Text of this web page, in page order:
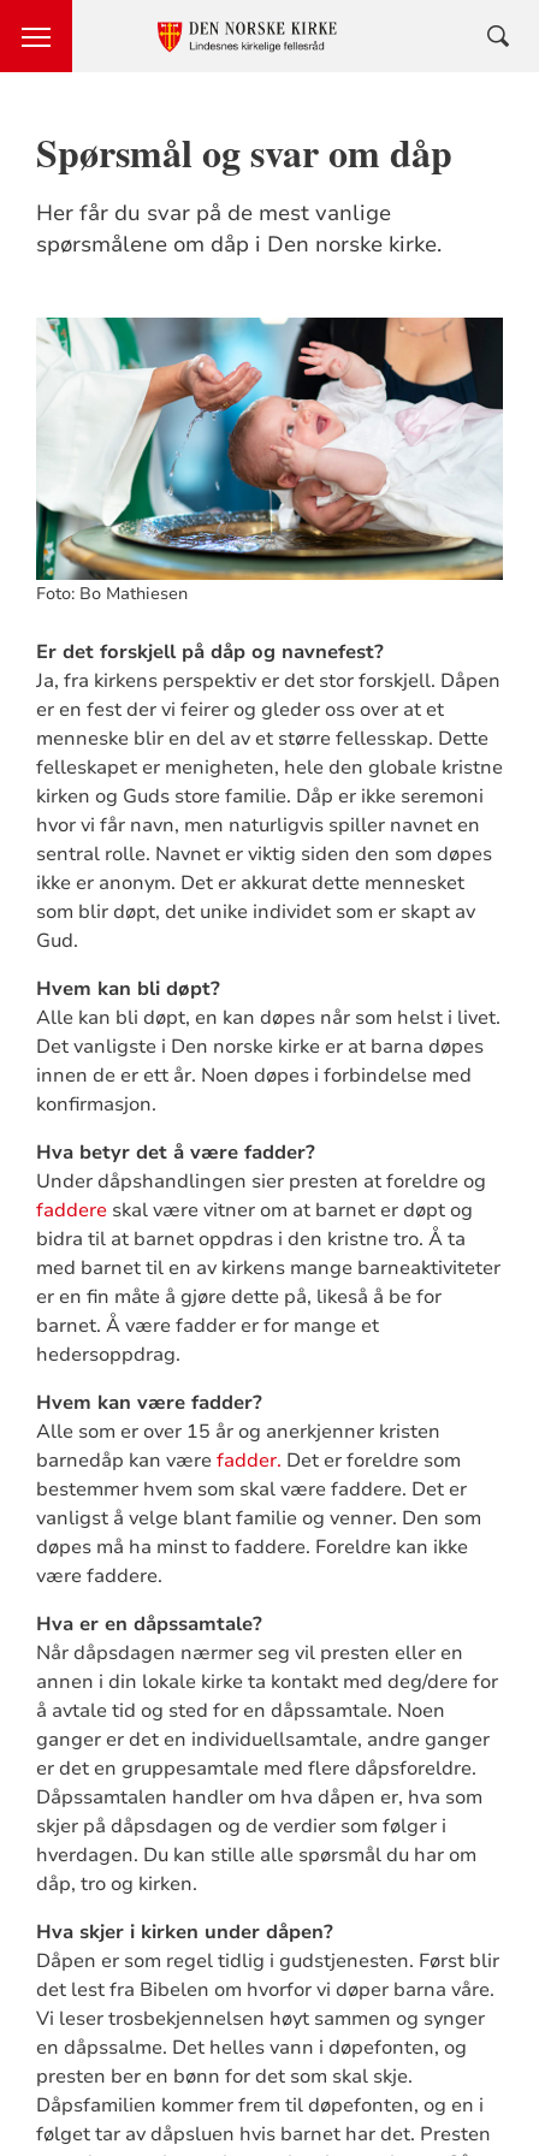
Spørsmål og svar om dåp
Her får du svar på de mest vanlige
spørsmålene om dåp i Den norske kirke.
Foto: Bo Mathiesen
Er det forskjell på dåp og navnefest?
Ja, fra kirkens perspektiv er det stor forskjell. Dåpen
er en fest der vi feirer og gleder oss over at et
menneske blir en del av et større fellesskap. Dette
felleskapet er menigheten, hele den globale kristne
kirken og Guds store familie. Dåp er ikke seremoni
hvor vi får navn, men naturligvis spiller navnet en
sentral rolle. Navnet er viktig siden den som døpes
ikke er anonym. Det er akkurat dette mennesket
som blir døpt, det unike individet som er skapt av
Gud.
Hvem kan bli døpt?
Alle kan bli døpt, en kan døpes når som helst i livet.
Det vanligste i Den norske kirke er at barna døpes
innen de er ett år. Noen døpes i forbindelse med
konfirmasjon.
Hva betyr det å være fadder?
Under dåpshandlingen sier presten at foreldre og
faddereskal være vitner om at barnet er døpt og
bidra til at barnet oppdras i den kristne tro. Å ta
med barnet til en av kirkens mange barneaktiviteter
er en fin måte å gjøre dette på, likeså å be for
barnet. Å være fadder er for mange et
hedersoppdrag.
Hvem kan være fadder?
Alle som er over 15 år og anerkjenner kristen
barnedåp kan værefadder. Det er foreldre som
bestemmer hvem som skal være faddere. Det er
vanligst å velge blant familie og venner. Den som
døpes må ha minst to faddere. Foreldre kan ikke
være faddere.
Hva er en dåpssamtale?
Når dåpsdagen nærmer seg vil presten eller en
annen i din lokale kirke ta kontakt med deg/dere for
å avtale tid og sted for en dåpssamtale. Noen
ganger er det en individuellsamtale, andre ganger
er det en gruppesamtale med flere dåpsforeldre.
Dåpssamtalen handler om hva dåpen er, hva som
skjer på dåpsdagen og de verdier som følger i
hverdagen. Du kan stille alle spørsmål du har om
dåp, tro og kirken.
Hva skjer i kirken under dåpen?
Dåpen er som regel tidlig i gudstjenesten. Først blir
det lest fra Bibelen om hvorfor vi døper barna våre.
Vi leser trosbekjennelsen høyt sammen og synger
en dåpssalme. Det helles vann i døpefonten, og
presten ber en bønn for det som skal skje.
Dåpsfamilien kommer frem til døpefonten, og en i
følget tar av dåpsluen hvis barnet har det. Presten